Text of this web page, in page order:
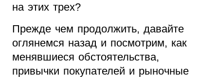
на этих трех?
Прежде чем продолжить, давайте
оглянемся назад и посмотрим, как
менявшиеся обстоятельства,
привычки покупателей и рыночные